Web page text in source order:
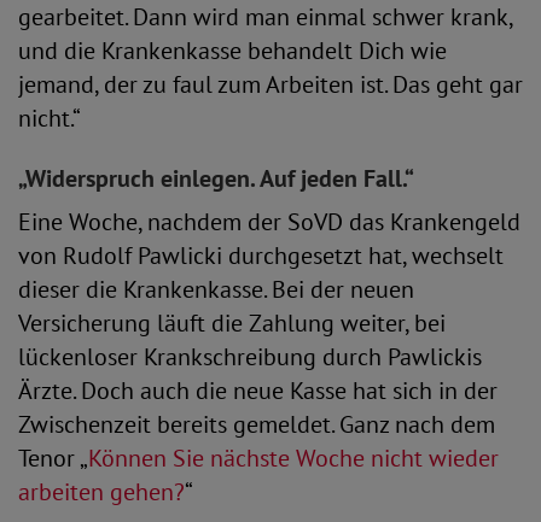
gearbeitet. Dann wird man einmal schwer krank,
und die Krankenkasse behandelt Dich wie
jemand, der zu faul zum Arbeiten ist. Das geht gar
nicht.“
„Widerspruch einlegen. Auf jeden Fall.“
Eine Woche, nachdem der SoVD das Krankengeld
von Rudolf Pawlicki durchgesetzt hat, wechselt
dieser die Krankenkasse. Bei der neuen
Versicherung läuft die Zahlung weiter, bei
lückenloser Krankschreibung durch Pawlickis
Ärzte. Doch auch die neue Kasse hat sich in der
Zwischenzeit bereits gemeldet. Ganz nach dem
Tenor „Können Sie nächste Woche nicht wieder
arbeiten gehen?“